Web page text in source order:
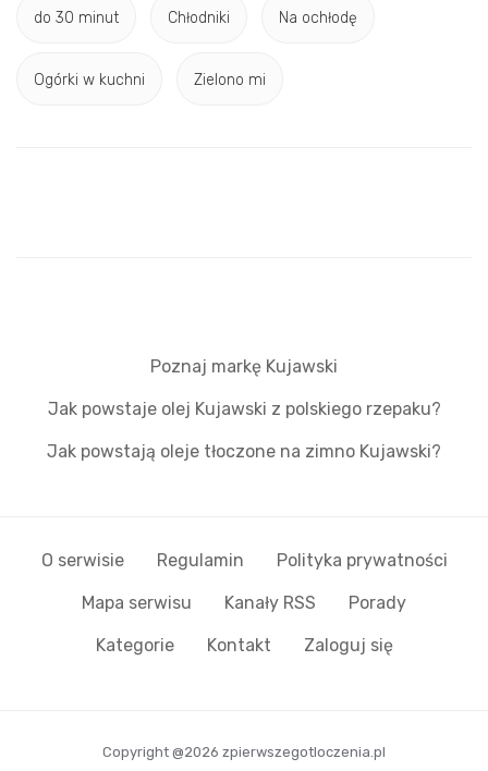
do 30 minut Chłodniki Na ochłodę
Ogórki w kuchni Zielono mi
Poznaj markę Kujawski
Jak powstaje olej Kujawski z polskiego rzepaku?
Jak powstają oleje tłoczone na zimno Kujawski?
O serwisie Regulamin Polityka prywatności
Mapa serwisu Kanały RSS Porady
Kategorie Kontakt Zaloguj się
Copyright @2026 zpierwszegotloczenia.pl